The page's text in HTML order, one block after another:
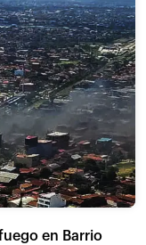
en Barrio